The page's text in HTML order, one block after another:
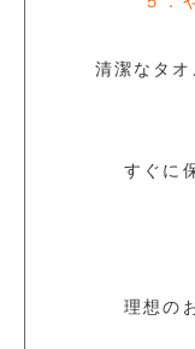
清潔なタ
すぐに
理想の